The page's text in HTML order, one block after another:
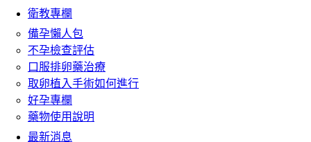
衛教專欄
備孕懶人包
不孕檢查評估
口服排卵藥治療
取卵植入手術如何進行
好孕專欄
藥物使用說明
最新消息